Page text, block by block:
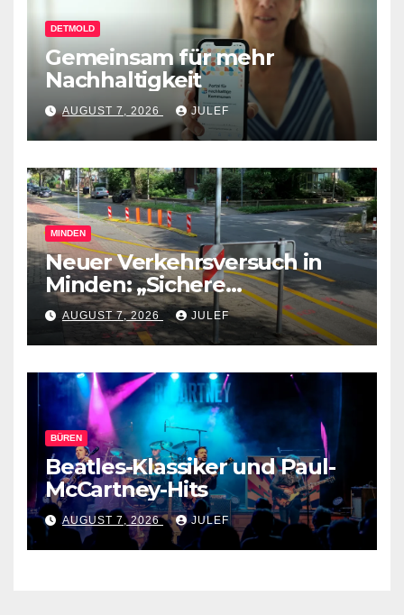
DETMOLD
Gemeinsam für mehr
Nachhaltigkeit
AUGUST 7, 2026 JULEF
MINDEN
Neuer Verkehrsversuch in
Minden: „Sichere
Verkehrswege schaffen“
AUGUST 7, 2026 JULEF
BÜREN
Beatles-Klassiker und Paul-
McCartney-Hits
AUGUST 7, 2026 JULEF